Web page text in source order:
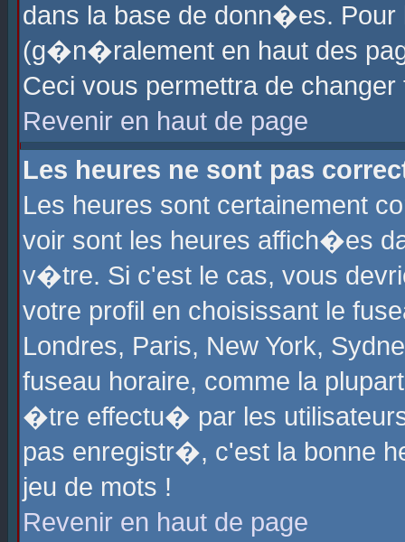
dans la base de donn�es.
(g�n�ralement en haut des
Ceci vous permettra de
Revenir en haut de page
Les heures ne sont pas
Les heures sont certainement
voir sont les heures affich�es
v�tre. Si c'est le cas, vous
votre profil en choisissant le
Londres, Paris, New York,
fuseau horaire, comme la
�tre effectu� par les
pas enregistr�, c'est la bonne
jeu de mots !
Revenir en haut de page